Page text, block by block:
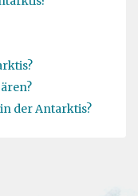
der Antarktis?